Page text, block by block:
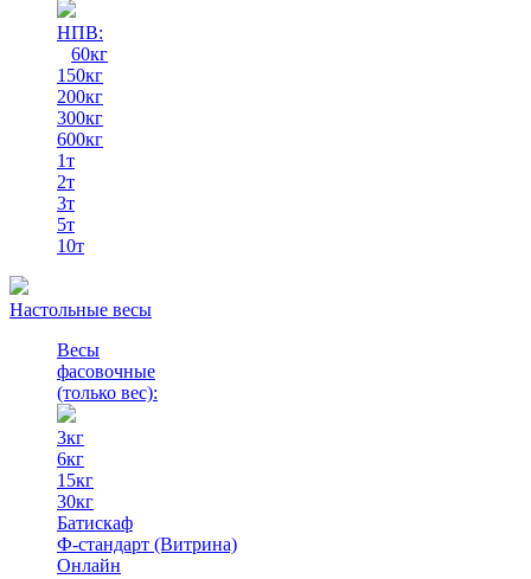
НПВ:
60кг
150кг
200кг
300кг
600кг
1т
2т
3т
5т
10т
Настольные весы
Весы
фасовочные
(только вес):
3кг
6кг
15кг
30кг
Батискаф
Ф-стандарт (Витрина)
Онлайн